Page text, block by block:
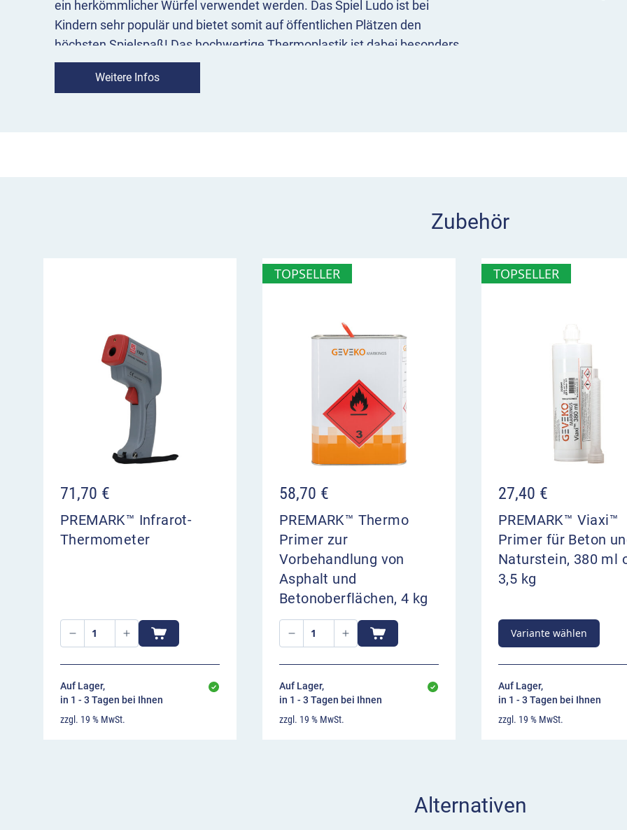
ein herkömmlicher Würfel verwendet werden. Das Spiel Ludo ist bei
Kindern sehr populär und bietet somit auf öffentlichen Plätzen den
höchsten Spielspaß! Das hochwertige Thermoplastik ist dabei besonders
robust und langfristig einsetzbar. Ein regelmäßiges Erneuern ist damit
nicht mehr notwendig.
dass die Oberfläche frei von Schmutz, Chemikalien und Ölresten ist
bei Beton, Naturstein, Fliesen, Pflastersteinen und abgenutzten
Markierungen: Vorbehandlung mit unserem PREMARK™ Viaxi™ Primer
Erfahren Sie in dieser Videoanleitung, wie Sie DecoMark™
Ludo aufbrennen
Weitere Infos
Zubehör
71,70 €
PREMARK™ Infrarot-
Thermometer
Auf Lager,
in 1 - 3 Tagen bei Ihnen
zzgl. 19 % MwSt.
TOPSELLER
58,70 €
PREMARK™ Thermo
Primer zur
Vorbehandlung von
Asphalt und
Betonoberflächen, 4 kg
Auf Lager,
in 1 - 3 Tagen bei Ihnen
zzgl. 19 % MwSt.
TOPSELLER
27,40 €
PREMARK™ Viaxi™
Primer für Beton
Naturstein, 380 ml
3,5 kg
Variante wählen
Auf Lager,
in 1 - 3 Tagen bei Ihnen
zzgl. 19 % MwSt.
Alternativen